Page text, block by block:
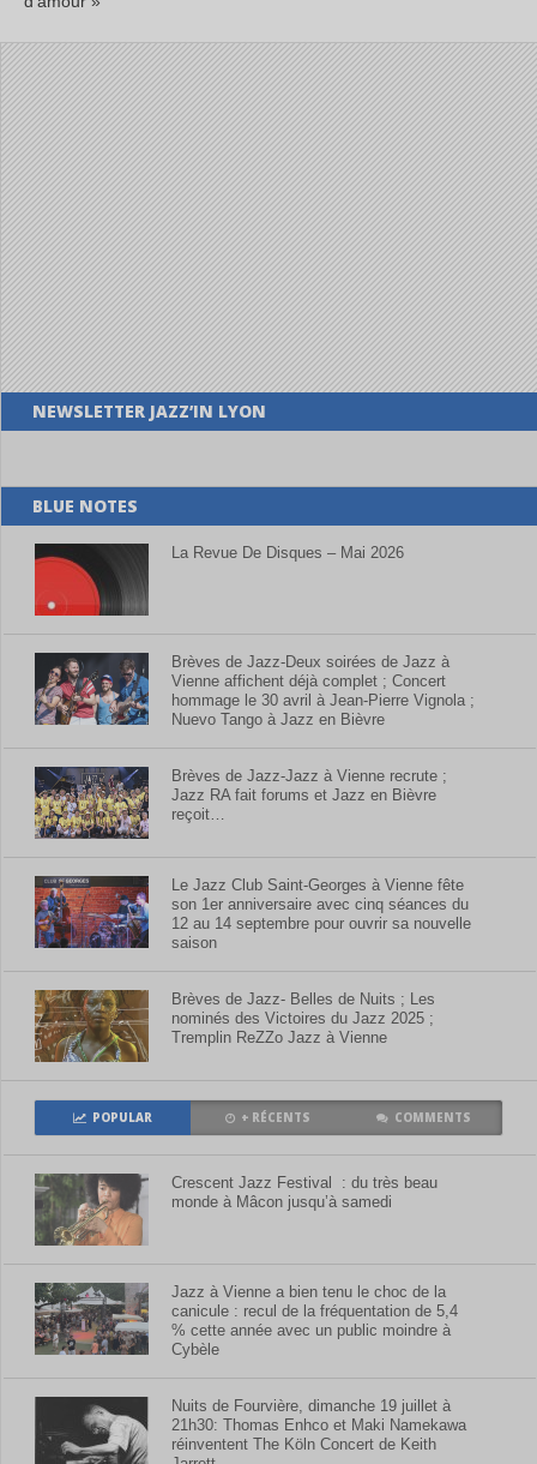
NEWSLETTER JAZZ’IN LYON
BLUE NOTES
La Revue De Disques – Mai 2026
Brèves de Jazz-Deux soirées de Jazz à
Vienne affichent déjà complet ; Concert
hommage le 30 avril à Jean-Pierre Vignola ;
Nuevo Tango à Jazz en Bièvre
Brèves de Jazz-Jazz à Vienne recrute ;
Jazz RA fait forums et Jazz en Bièvre
reçoit…
Le Jazz Club Saint-Georges à Vienne fête
son 1er anniversaire avec cinq séances du
12 au 14 septembre pour ouvrir sa nouvelle
saison
Brèves de Jazz- Belles de Nuits ; Les
nominés des Victoires du Jazz 2025 ;
Tremplin ReZZo Jazz à Vienne
POPULAR + RÉCENTS COMMENTS
Crescent Jazz Festival : du très beau
monde à Mâcon jusqu’à samedi
Jazz à Vienne a bien tenu le choc de la
canicule : recul de la fréquentation de 5,4
% cette année avec un public moindre à
Cybèle
Nuits de Fourvière, dimanche 19 juillet à
21h30: Thomas Enhco et Maki Namekawa
réinventent The Köln Concert de Keith